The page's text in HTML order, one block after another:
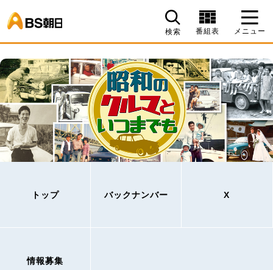
検索 番組表 メニュー
トップ バックナンバー X
情報募集